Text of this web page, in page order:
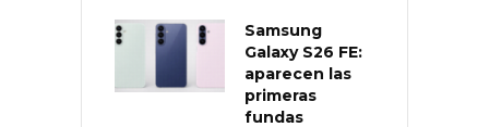
Samsung
Galaxy S26 FE:
aparecen las
primeras
fundas